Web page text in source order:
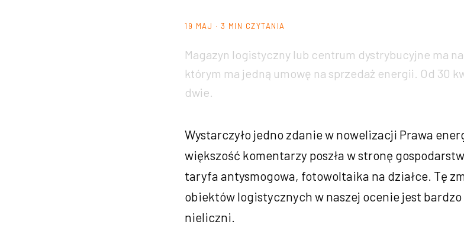
19 MAJ · 3 MIN CZYTANIA
Magazyn logistyczny lub centrum dystrybucyjne ma
którym ma jedną umowę na sprzedaż energii. Od 30
dwie.
Wystarczyło jedno zdanie w nowelizacji Prawa
większość komentarzy poszła w stronę
taryfa antysmogowa, fotowoltaika na działce. Tę
obiektów logistycznych w naszej ocenie jest
nieliczni.